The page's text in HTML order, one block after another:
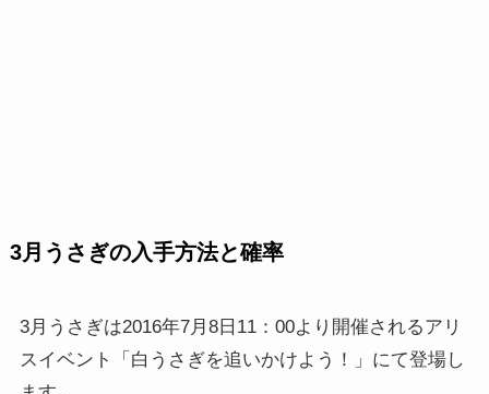
3月うさぎの入手方法と確率
3月うさぎは2016年7月8日11：00より開催されるアリ
スイベント「白うさぎを追いかけよう！」にて登場し